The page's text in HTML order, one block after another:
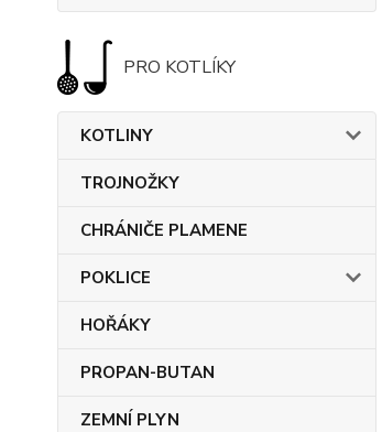
PRO KOTLÍKY
KOTLINY
TROJNOŽKY
CHRÁNIČE PLAMENE
POKLICE
HOŘÁKY
PROPAN-BUTAN
ZEMNÍ PLYN